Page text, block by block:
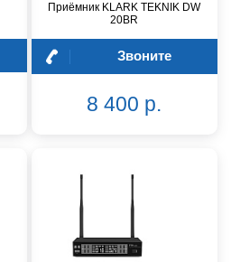
Приёмник KLARK TEKNIK DW
20BR
Звоните
8 400 р.